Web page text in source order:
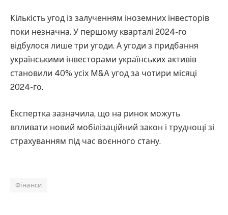
Кількість угод із залученням іноземних інвесторів
поки незначна. У першому кварталі 2024-го
відбулося лише три угоди. А угоди з придбання
українськими інвесторами українських активів
становили 40% усіх M&A угод за чотири місяці
2024-го.
Експертка зазначила, що на ринок можуть
впливати новий мобілізаційний закон і труднощі зі
страхуванням під час воєнного стану.
Фінанси